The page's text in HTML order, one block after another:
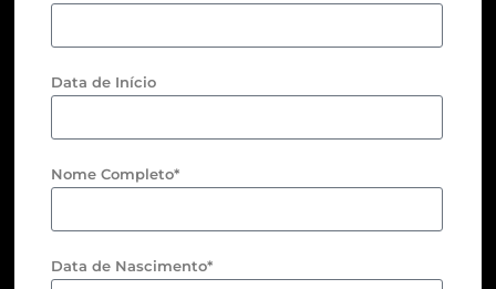
Data de Início
Nome Completo*
Data de Nascimento*